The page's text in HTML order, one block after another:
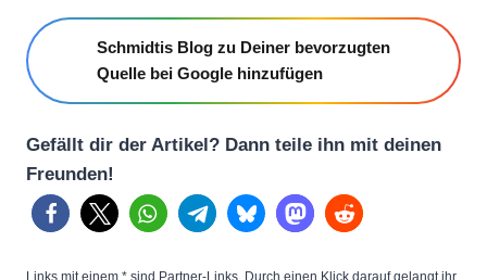
Schmidtis Blog zu Deiner bevorzugten
Quelle bei Google hinzufügen
Gefällt dir der Artikel? Dann teile ihn mit deinen
Freunden!
Links mit einem * sind Partner-Links. Durch einen Klick darauf gelangt ihr